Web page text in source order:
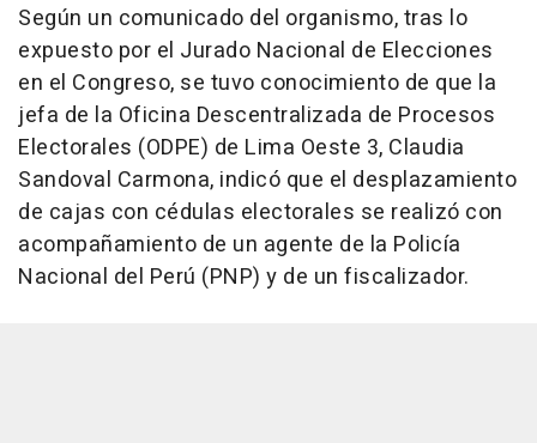
Según un comunicado del organismo, tras lo
expuesto por el Jurado Nacional de Elecciones
en el Congreso, se tuvo conocimiento de que la
jefa de la Oficina Descentralizada de Procesos
Electorales (ODPE) de Lima Oeste 3, Claudia
Sandoval Carmona, indicó que el desplazamiento
de cajas con cédulas electorales se realizó con
acompañamiento de un agente de la Policía
Nacional del Perú (PNP) y de un fiscalizador.